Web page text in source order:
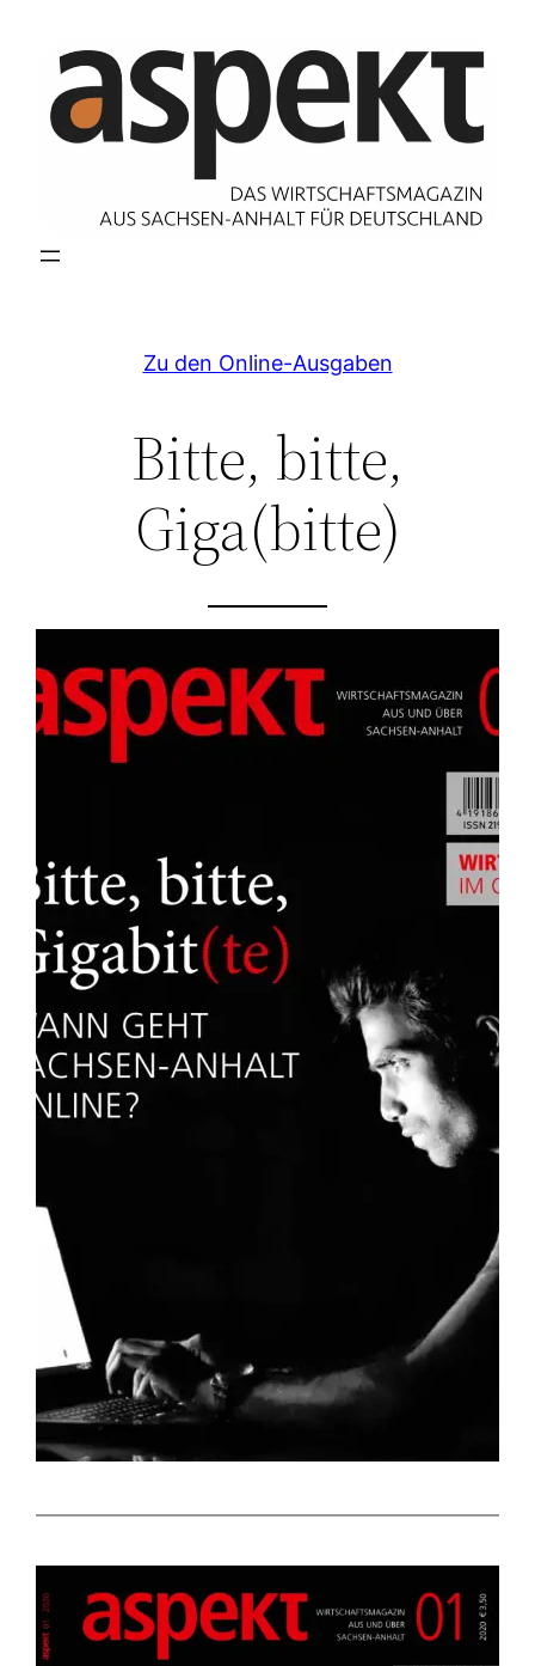
Inhalt
springen
Zu den Online-Ausgaben
Bitte, bitte,
Giga(bitte)